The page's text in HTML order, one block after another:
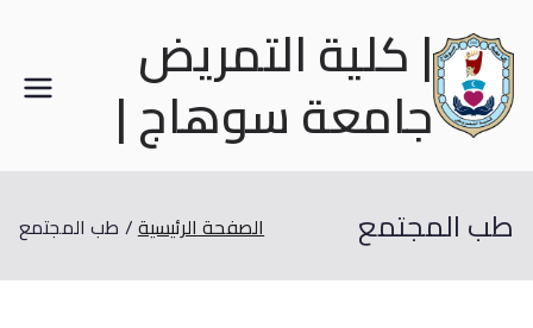
| كلية التمريض
جامعة سوهاج |
طب المجتمع الصفحة الرئيسية طب المجتمع